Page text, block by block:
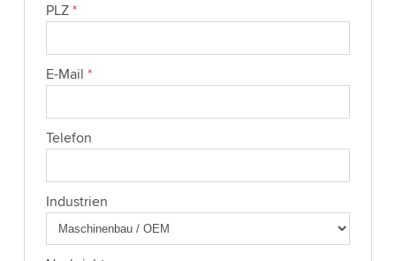
PLZ *
E-Mail *
Telefon
Industrien